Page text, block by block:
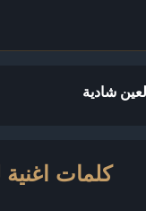
شادية
كلمات